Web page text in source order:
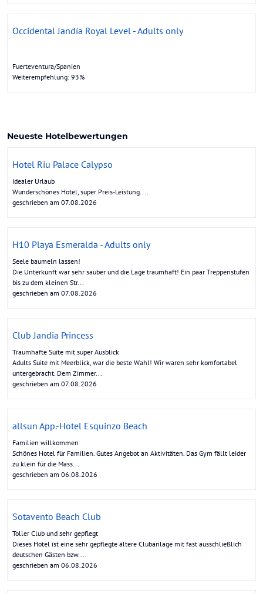
Occidental Jandía Royal Level - Adults only
Fuerteventura/Spanien
Weiterempfehlung: 93%
Neueste Hotelbewertungen
Hotel Riu Palace Calypso
Idealer Urlaub
Wunderschönes Hotel, super Preis-Leistung....
geschrieben am 07.08.2026
H10 Playa Esmeralda - Adults only
Seele baumeln lassen!
Die Unterkunft war sehr sauber und die Lage traumhaft! Ein paar Treppenstufen
bis zu dem kleinen Str...
geschrieben am 07.08.2026
Club Jandia Princess
Traumhafte Suite mit super Ausblick
Adults Suite mit Meerblick, war die beste Wahl! Wir waren sehr komfortabel
untergebracht. Dem Zimmer...
geschrieben am 07.08.2026
allsun App.-Hotel Esquinzo Beach
Familien willkommen
Schönes Hotel für Familien. Gutes Angebot an Aktivitäten. Das Gym fällt leider
zu klein für die Mass...
geschrieben am 06.08.2026
Sotavento Beach Club
Toller Club und sehr gepflegt
Dieses Hotel ist eine sehr gepflegte ältere Clubanlage mit fast ausschließlich
deutschen Gästen bzw....
geschrieben am 06.08.2026